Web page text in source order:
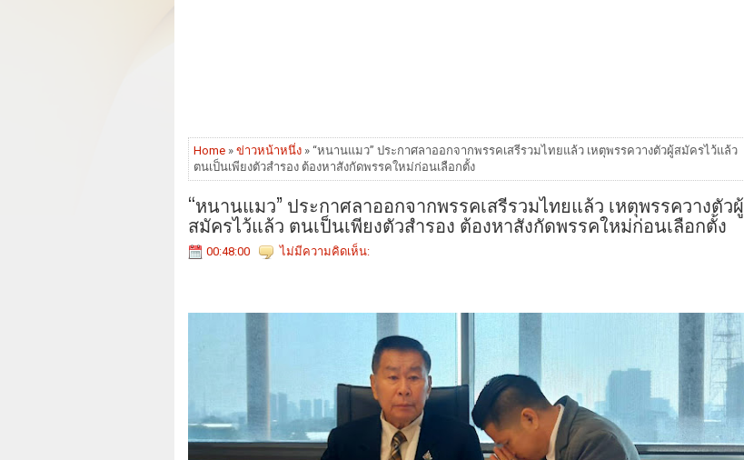
Home » ข่าวหน้าหนึ่ง » “หนานแมว” ประกาศลาออกจากพรรคเสรีรวมไทยแล้ว เหตุพรรควางตัวผู้สมัครไว้แล้ว
ตนเป็นเพียงตัวสำรอง ต้องหาสังกัดพรรคใหม่ก่อนเลือกตั้ง
“หนานแมว” ประกาศลาออกจากพรรคเสรีรวมไทยแล้ว เหตุพรรควางตัวผู้
สมัครไว้แล้ว ตนเป็นเพียงตัวสำรอง ต้องหาสังกัดพรรคใหม่ก่อนเลือกตั้ง
00:48:00 ไม่มีความคิดเห็น: